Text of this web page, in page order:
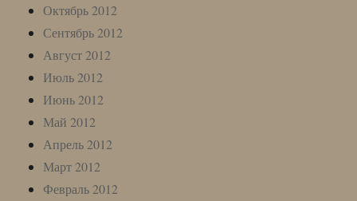
Октябрь 2012
Сентябрь 2012
Август 2012
Июль 2012
Июнь 2012
Май 2012
Апрель 2012
Март 2012
Февраль 2012